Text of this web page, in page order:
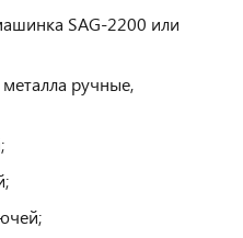
SAG-2200 или
ручные,